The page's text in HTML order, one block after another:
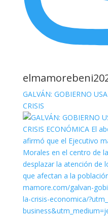
GALVÁN: GOBIERNO
CRISIS